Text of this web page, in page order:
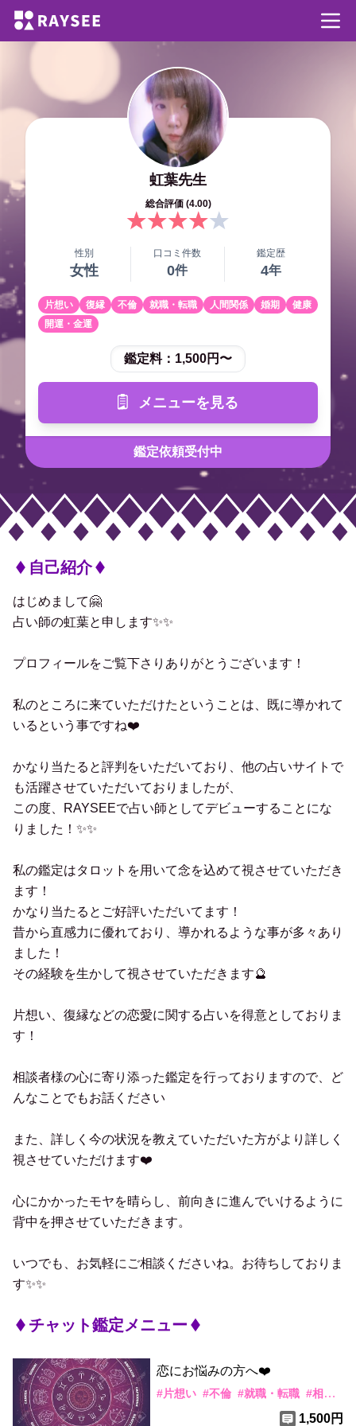
虹葉先生
総合評価 (4.00)
性別
女性
口コミ件数
0件
鑑定歴
4年
片想い 復縁 不倫 就職・転職 人間関係 婚期
健康
開運・金運
鑑定料： 1,500円〜
メニューを見る
鑑定依頼受付中
自己紹介
はじめまして🤗
占い師の虹葉と申します✨✨
プロフィールをご覧下さりありがとうございます！
私のところに来ていただけたということは、既に導かれて
いるという事ですね❤️
かなり当たると評判をいただいており、他の占いサイトで
も活躍させていただいておりましたが、
この度、RAYSEEで占い師としてデビューすることにな
りました！✨✨
私の鑑定はタロットを用いて念を込めて視させていただき
ます！
かなり当たるとご好評いただいてます！
昔から直感力に優れており、導かれるような事が多々あり
ました！
その経験を生かして視させていただきます🔮
片想い、復縁などの恋愛に関する占いを得意としておりま
す！
相談者様の心に寄り添った鑑定を行っておりますので、ど
んなことでもお話ください
また、詳しく今の状況を教えていただいた方がより詳しく
視させていただけます❤️
心にかかったモヤを晴らし、前向きに進んでいけるように
背中を押させていただきます。
いつでも、お気軽にご相談くださいね。お待ちしておりま
す✨✨
チャット鑑定メニュー
恋にお悩みの方へ❤️
#片想い #不倫 #就職・転職 #相 #
1,500円